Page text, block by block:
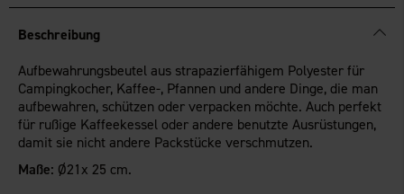
Beschreibung
Aufbewahrungsbeutel aus strapazierfähigem Polyester für
Campingkocher, Kaffee-, Pfannen und andere Dinge, die man
aufbewahren, schützen oder verpacken möchte. Auch perfekt
für rußige Kaffeekessel oder andere benutzte Ausrüstungen,
damit sie nicht andere Packstücke verschmutzen.
Maße: Ø21x 25 cm.